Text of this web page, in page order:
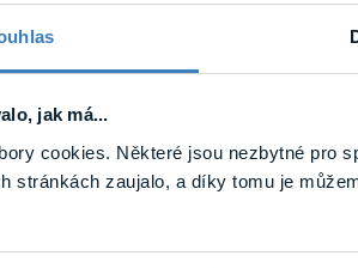
jak má...
cookies. Některé jsou nezbytné pro
stránkách zaujalo, a díky tomu je